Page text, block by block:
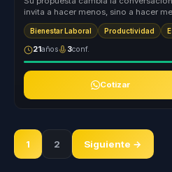
invita a hacer menos, sino a hacer
tiempo y atenc...
Bienestar Laboral Productividad
21años 3conf.
Cotizar
1 2 Siguiente →